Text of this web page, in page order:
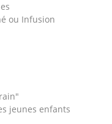
ou Infusion
jeunes enfants